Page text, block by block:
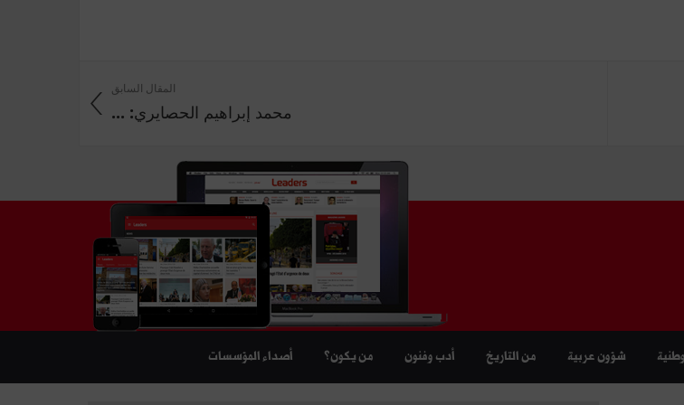
المقال السابق
محمد إبراهيم الحصايري: ...
شؤون عربية من التاريخ أدب وفنون من يكون؟ أصداء المؤسسات